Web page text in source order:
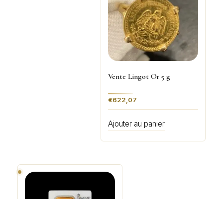
Vente Lingot Or 5 g
€622,07
Ajouter au panier